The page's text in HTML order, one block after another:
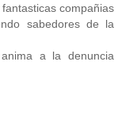
compañias
sabedores de la
a la denuncia